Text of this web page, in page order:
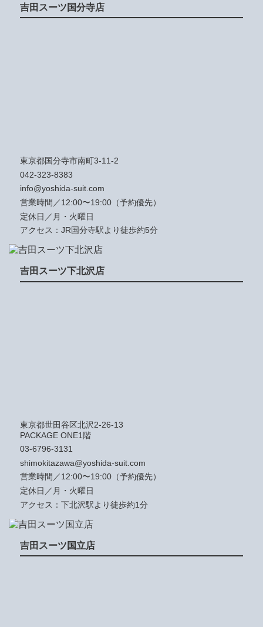
吉田スーツ国分寺店
東京都国分寺市南町3-11-2
042-323-8383
info@yoshida-suit.com
営業時間／12:00〜19:00（予約優先）
定休日／月・火曜日
アクセス：JR国分寺駅より徒歩約5分
吉田スーツ下北沢店
東京都世田谷区北沢2-26-13
PACKAGE ONE1階
03-6796-3131
shimokitazawa@yoshida-suit.com
営業時間／12:00〜19:00（予約優先）
定休日／月・火曜日
アクセス：下北沢駅より徒歩約1分
吉田スーツ国立店